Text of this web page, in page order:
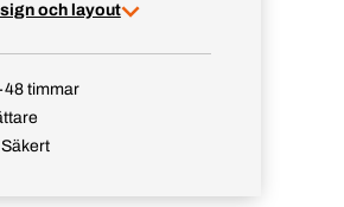
och layout
48 timmar